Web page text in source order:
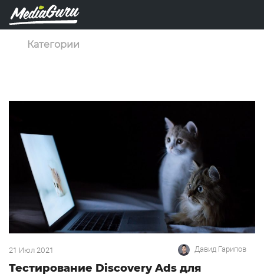
Категории
21 Июл 2021 Давид Гарипов
Тестирование Discovery Ads для